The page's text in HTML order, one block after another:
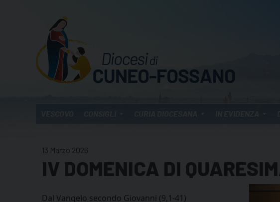
13 Marzo 2026
IV DOMENICA DI
Dal Vangelo secondo Giovanni (9,1-41)